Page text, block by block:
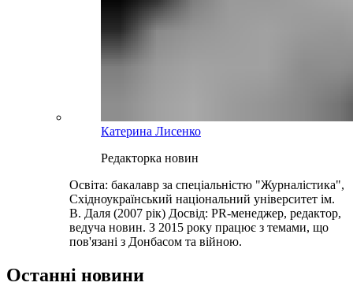
Катерина Лисенко
Редакторка новин
Освіта: бакалавр за спеціальністю "Журналістика",
Східноукраїнський національний університет ім.
В. Даля (2007 рік) Досвід: PR-менеджер, редактор,
ведуча новин. З 2015 року працює з темами, що
пов'язані з Донбасом та війною.
Останні новини